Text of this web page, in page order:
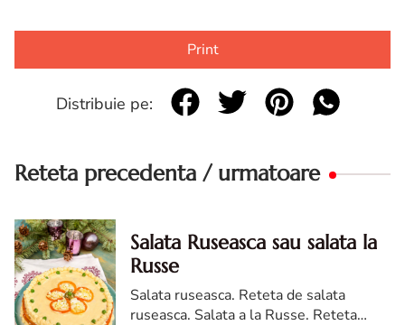
Print
Distribuie pe:
Reteta precedenta / urmatoare
Salata Ruseasca sau salata la
Russe
Salata ruseasca. Reteta de salata
ruseasca. Salata a la Russe. Reteta